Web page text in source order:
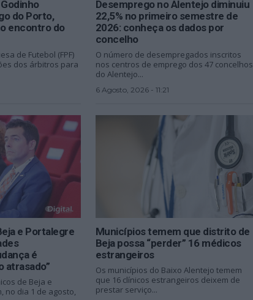
do Porto,
encontro do
de Futebol (FPF)
dos árbitros para
Desemprego no Alentejo diminuiu
22,5% no primeiro semestre de
2026: conheça os dados por
concelho
O número de desempregados inscritos
nos centros de emprego dos 47 concelhos
do Alentejo...
6 Agosto, 2026 - 11:21
e Portalegre
é
atrasado”
de Beja e
no dia 1 de agosto,
Municípios temem que distrito de
Beja possa “perder” 16 médicos
estrangeiros
Os municípios do Baixo Alentejo temem
que 16 clínicos estrangeiros deixem de
prestar serviço...